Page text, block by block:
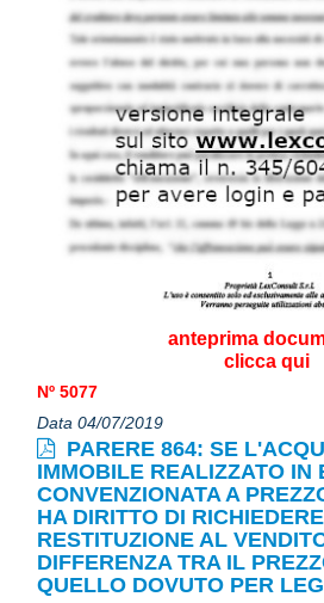
anteprima
clicca qui
Nº 5077
Data 04/07/2019
PARERE 864: SE
IMMOBILE REALIZZATO IN
CONVENZIONATA A
HA DIRITTO DI
RESTITUZIONE AL
DIFFERENZA TRA IL
QUELLO DOVUTO PER